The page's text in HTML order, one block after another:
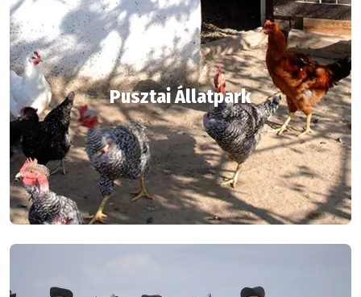
Pusztai Állatpark